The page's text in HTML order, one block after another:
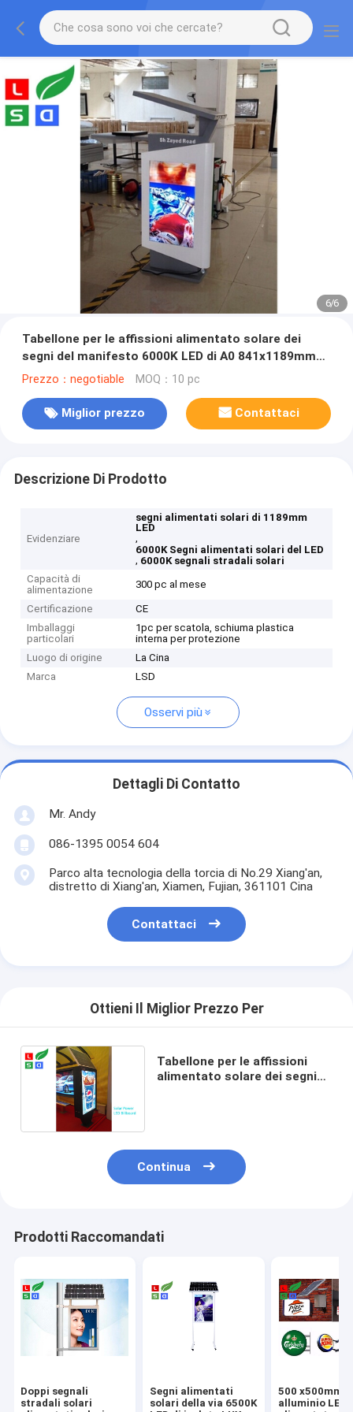
1/6
Tabellone per le affissioni alimentato solare dei
segni del manifesto 6000K LED di A0 841x1189mm
per la via
Prezzo：negotiable MOQ：10 pc
Miglior prezzo Contattaci
Descrizione Di Prodotto
Evidenziare
segni alimentati solari di 1189mm
LED
,
6000K Segni alimentati solari del LED
, 6000K segnali stradali solari
Capacità di
alimentazione
300 pc al mese
Certificazione
CE
Imballaggi
particolari
1pc per scatola, schiuma plastica
interna per protezione
Luogo di origine
La Cina
Marca
LSD
Osservi più
Dettagli Di Contatto
Mr. Andy
086-1395 0054 604
Parco alta tecnologia della torcia di No.29 Xiang'an,
distretto di Xiang'an, Xiamen, Fujian, 361101 Cina
Contattaci
Ottieni Il Miglior Prezzo Per
Tabellone per le affissioni
alimentato solare dei segni
Continua
Prodotti Raccomandati
Doppi segnali
stradali solari
Segni alimentati
solari della via 6500K
500 x500mm
alluminio LED